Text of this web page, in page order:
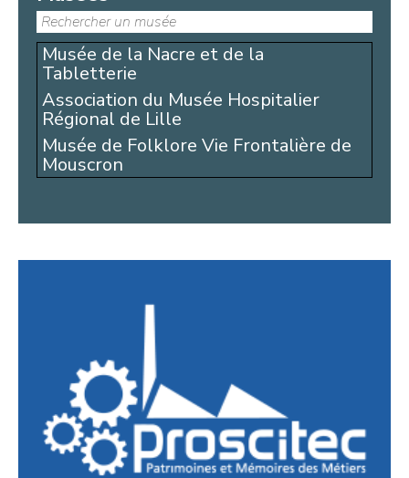
Musée de la Nacre et de la
Tabletterie
Association du Musée Hospitalier
Régional de Lille
Musée de Folklore Vie Frontalière de
Mouscron
Fédération Régionale pour la Culture
Atelier du Livre d’art et de l’Estampe
La Rubanerie
Musée du Textile et de la Vie Sociale
(MTVS)
Centre Historique Minier
TAMAT, Musée de la Tapisserie et
des Arts Textiles
Ombelliscience